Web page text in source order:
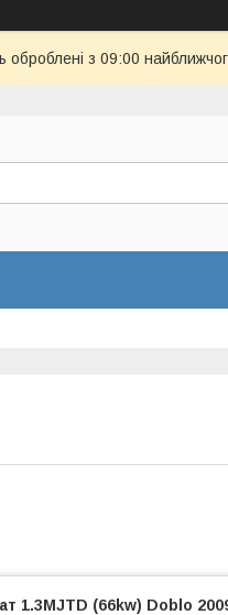
оброблені з 09:00
1.3MJTD (66kw) Doblo